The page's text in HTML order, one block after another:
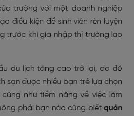
trường với một doanh nghiệp
điều kiện để sinh viên rèn luyện
trước khi gia nhập thị trường lao
du lịch tăng cao trở lại, do đó
sạn được nhiều bạn trẻ lựa chọn
như tiềm năng về việc làm
phải bạn nào cũng biết quản